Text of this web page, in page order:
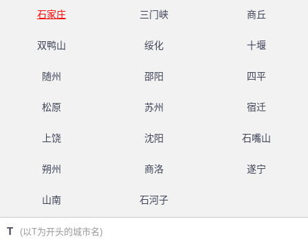
石家庄 三门峡 商丘
双鸭山 绥化 十堰
随州 邵阳 四平
松原 苏州 宿迁
上饶 沈阳 石嘴山
朔州 商洛 遂宁
山南 石河子
T (以T为开头的城市名)